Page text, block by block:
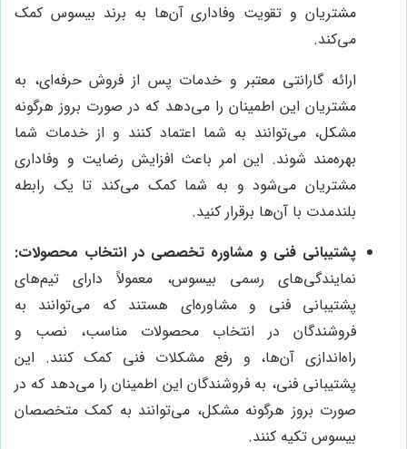
مشتریان و تقویت وفاداری آن‌ها به برند بیسوس کمک
می‌کند.
ارائه گارانتی معتبر و خدمات پس از فروش حرفه‌ای، به
مشتریان این اطمینان را می‌دهد که در صورت بروز هرگونه
مشکل، می‌توانند به شما اعتماد کنند و از خدمات شما
بهره‌مند شوند. این امر باعث افزایش رضایت و وفاداری
مشتریان می‌شود و به شما کمک می‌کند تا یک رابطه
بلندمدت با آن‌ها برقرار کنید.
پشتیبانی فنی و مشاوره تخصصی در انتخاب محصولات:
نمایندگی‌های رسمی بیسوس، معمولاً دارای تیم‌های
پشتیبانی فنی و مشاوره‌ای هستند که می‌توانند به
فروشندگان در انتخاب محصولات مناسب، نصب و
راه‌اندازی آن‌ها، و رفع مشکلات فنی کمک کنند. این
پشتیبانی فنی، به فروشندگان این اطمینان را می‌دهد که در
صورت بروز هرگونه مشکل، می‌توانند به کمک متخصصان
بیسوس تکیه کنند.